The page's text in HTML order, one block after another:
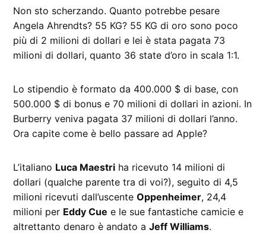
Non sto scherzando. Quanto potrebbe pesare
Angela Ahrendts? 55 KG? 55 KG di oro sono poco
più di 2 milioni di dollari e lei è stata pagata 73
milioni di dollari, quanto 36 state d’oro in scala 1:1.
Lo stipendio è formato da 400.000 $ di base, con
500.000 $ di bonus e 70 milioni di dollari in azioni. In
Burberry veniva pagata 37 milioni di dollari l’anno.
Ora capite come è bello passare ad Apple?
L’italiano Luca Maestri ha ricevuto 14 milioni di
dollari (qualche parente tra di voi?), seguito di 4,5
milioni ricevuti dall’uscenteOppenheimer, 24,4
milioni per Eddy Cue e le sue fantastiche camicie e
altrettanto denaro è andato aJeff Williams.